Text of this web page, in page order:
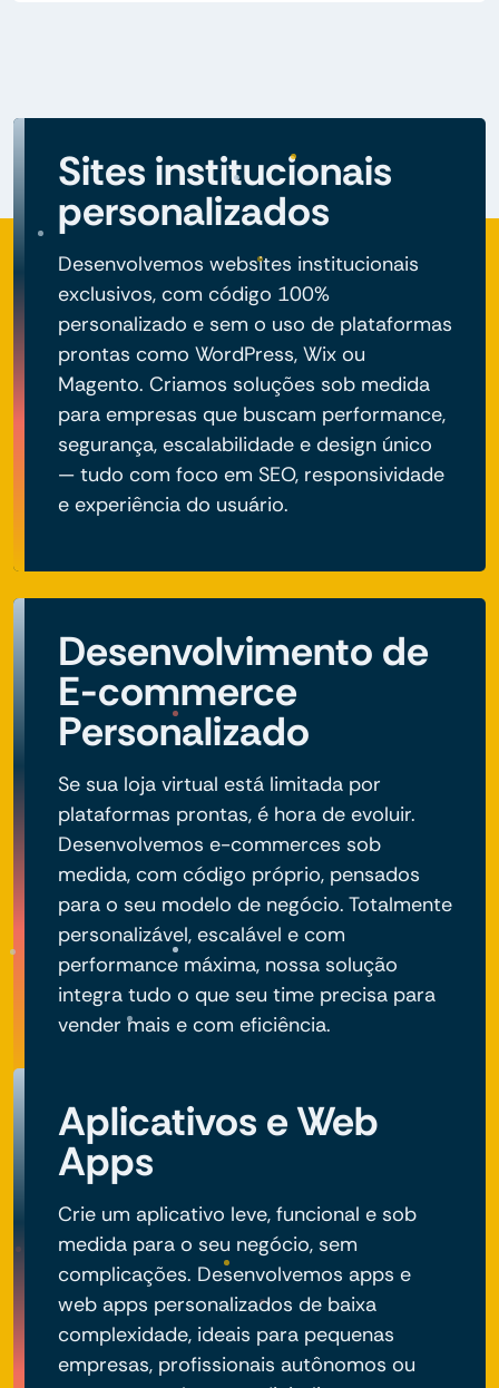
Sites institucionais
personalizados
Desenvolvemos websites institucionais
exclusivos, com código 100%
personalizado e sem o uso de plataformas
prontas como WordPress, Wix ou
Magento. Criamos soluções sob medida
para empresas que buscam performance,
segurança, escalabilidade e design único
— tudo com foco em SEO, responsividade
e experiência do usuário.
Desenvolvimento de
E-commerce
Personalizado
Se sua loja virtual está limitada por
plataformas prontas, é hora de evoluir.
Desenvolvemos e-commerces sob
medida, com código próprio, pensados
para o seu modelo de negócio. Totalmente
personalizável, escalável e com
performance máxima, nossa solução
integra tudo o que seu time precisa para
vender mais e com eficiência.
Aplicativos e Web
Apps
Crie um aplicativo leve, funcional e sob
medida para o seu negócio, sem
complicações. Desenvolvemos apps e
web apps personalizados de baixa
complexidade, ideais para pequenas
empresas, profissionais autônomos ou